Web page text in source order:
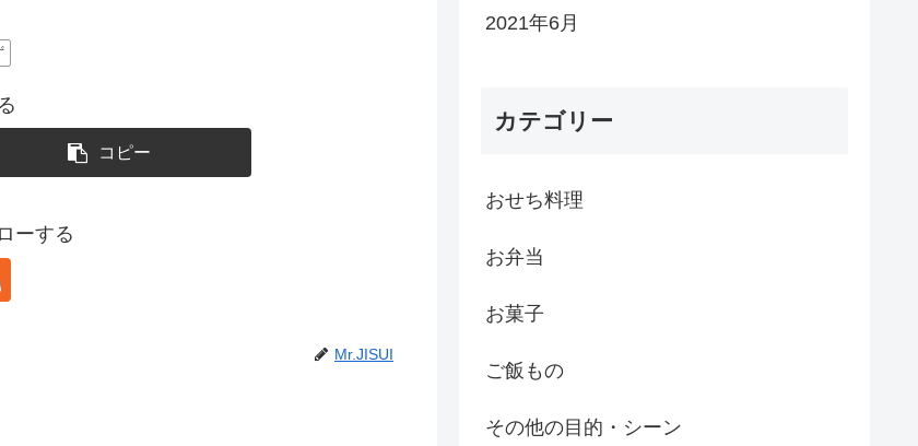
コピー
ーする
Mr.JISUI
2021年6月
カテゴリー
おせち料理
お弁当
お菓子
ご飯もの
その他の目的・シーン